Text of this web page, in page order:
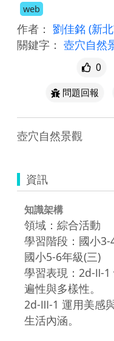
web
作者： 劉佳銘 (新
關鍵字： 壺穴自然
0
問題回報
壺穴自然景觀
資訊
知識架構
領域：綜合活動
學習階段：國小3-
國小5-6年級(三)
學習表現：2d-Ⅱ-
遍性與多樣性。
2d-Ⅲ-1 運用美感
生活內涵。